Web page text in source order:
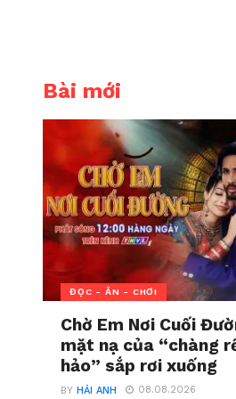
Bài mới
ĐỌC - ĂN - CHƠI
Chờ Em Nơi Cuối
mặt nạ của “chàng
hảo” sắp rơi xuống
BYHẢI ANH 08.08.2026